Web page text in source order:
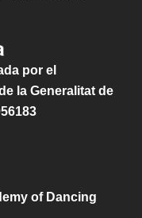
por el
la Generalitat de
of Dancing